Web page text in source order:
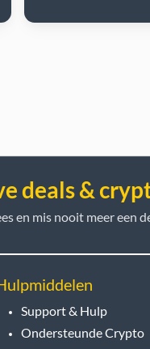
deals &
en mis nooit meer een
Support & Hulp
Ondersteunde Crypto